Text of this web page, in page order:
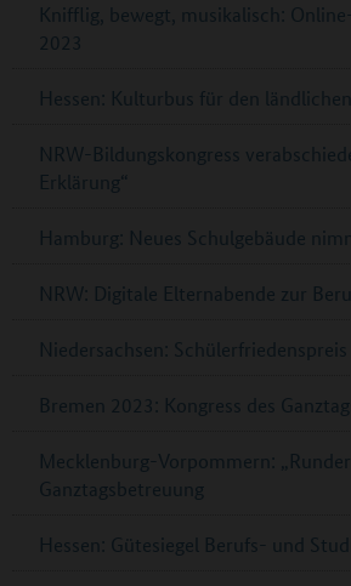
Knifflig, bewegt, musikalisch:
2023
Hessen: Kulturbus für den
NRW-Bildungskongress
Erklärung“
Hamburg: Neues Schulgebäude
NRW: Digitale Elternabende zur
Niedersachsen:
Bremen 2023: Kongress des
Mecklenburg-Vorpommern:
Ganztagsbetreuung
Hessen: Gütesiegel Berufs- und